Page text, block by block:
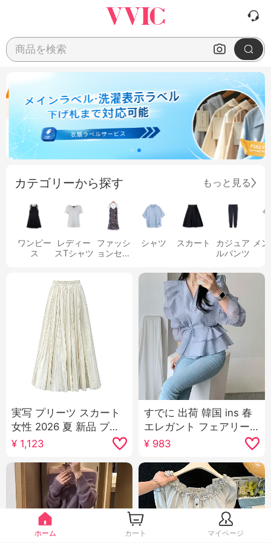
商品を検索
カテゴリーから探す もっと見る
ワンピー
ス
レディー
スTシャツ
ファッシ
ョンセッ
シャツ スカート
カジュア
ルパンツ
メ
実写 プリーツ スカート
女性 2026 夏 新品 プリ
ーツ ハイウエスト スリ
ム効果 Aラインスカート
漂っている 大振り ミデ
ィスカート
¥ 1,123
すでに 出荷 韓国 ins 春
エレガント フェアリー
日焼け止めシャツ フリ
¥ 983
ホーム カート マイページ